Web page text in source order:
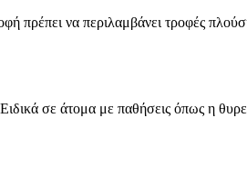
να περιλαμβάνει τροφές
σε άτομα με παθήσεις όπως η